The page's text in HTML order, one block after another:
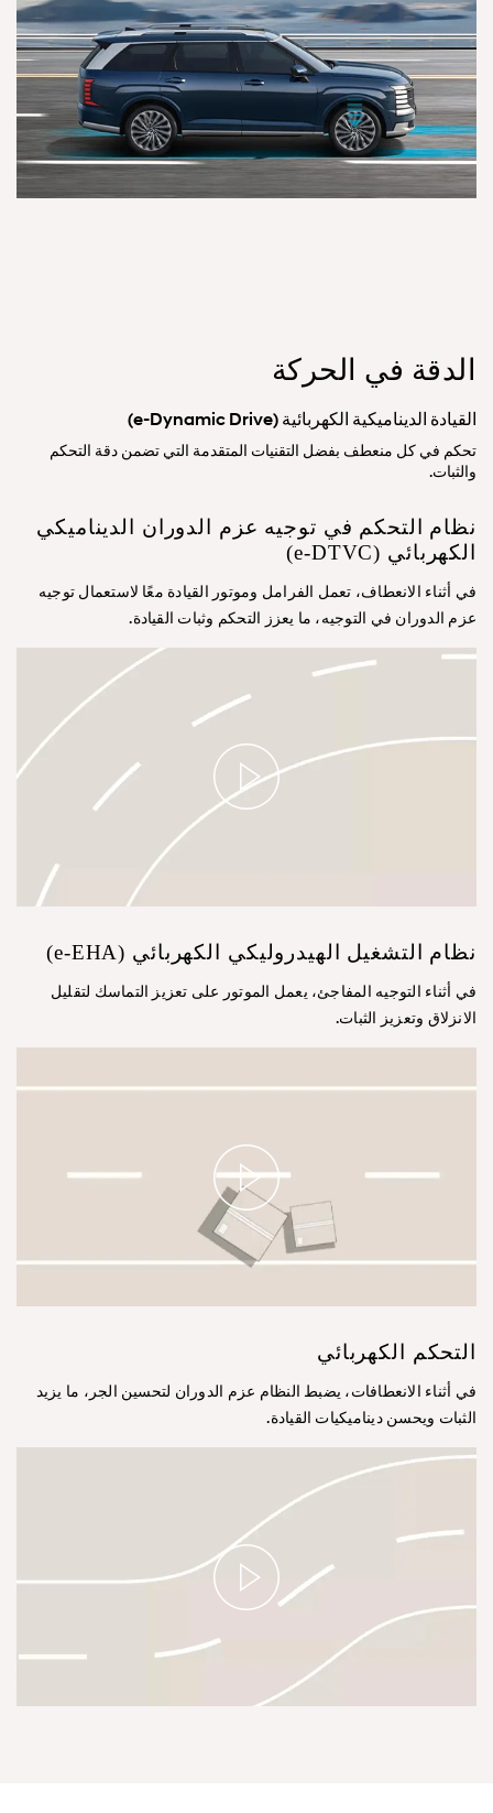
الدقة في الحركة
القيادة الديناميكية الكهربائية (e-Dynamic Drive)
تحكم في كل منعطف بفضل التقنيات المتقدمة التي تضمن دقة التحكم
والثبات.
نظام التحكم في توجيه عزم الدوران الديناميكي
الكهربائي (e-DTVC)
في أثناء الانعطاف، تعمل الفرامل وموتور القيادة معًا لاستعمال توجيه
عزم الدوران في التوجيه، ما يعزز التحكم وثبات القيادة.
نظام التشغيل الهيدروليكي الكهربائي (e-EHA)
في أثناء التوجيه المفاجئ، يعمل الموتور على تعزيز التماسك لتقليل
الانزلاق وتعزيز الثبات.
التحكم الكهربائي
في أثناء الانعطافات، يضبط النظام عزم الدوران لتحسين الجر، ما يزيد
الثبات ويحسن ديناميكيات القيادة.